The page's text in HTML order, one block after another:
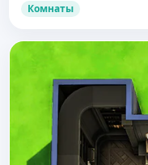
Комнаты